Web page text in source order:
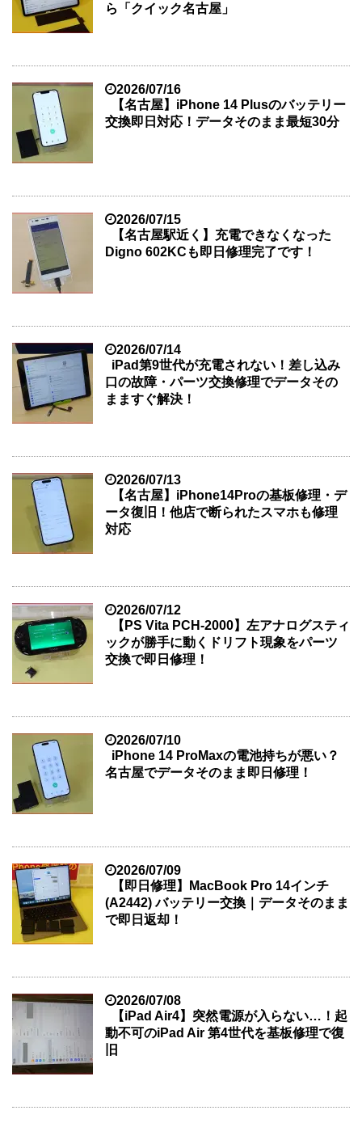
ら「クイック名古屋」
2026/07/16
【名古屋】iPhone 14 Plusのバッテリー
交換即日対応！データそのまま最短30分
2026/07/15
【名古屋駅近く】充電できなくなった
Digno 602KCも即日修理完了です！
2026/07/14
iPad第9世代が充電されない！差し込み
口の故障・パーツ交換修理でデータその
まますぐ解決！
2026/07/13
【名古屋】iPhone14Proの基板修理・デ
ータ復旧！他店で断られたスマホも修理
対応
2026/07/12
【PS Vita PCH-2000】左アナログスティ
ックが勝手に動くドリフト現象をパーツ
交換で即日修理！
2026/07/10
iPhone 14 ProMaxの電池持ちが悪い？
名古屋でデータそのまま即日修理！
2026/07/09
【即日修理】MacBook Pro 14インチ
(A2442) バッテリー交換｜データそのまま
で即日返却！
2026/07/08
【iPad Air4】突然電源が入らない…！起
動不可のiPad Air 第4世代を基板修理で復
旧